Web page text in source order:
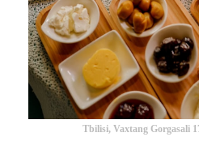
Tbilisi, Vaxtang Gorgasali